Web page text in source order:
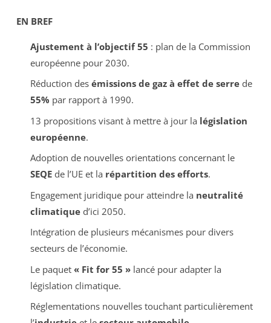
EN BREF
Ajustement à l’objectif 55 : plan de la Commission
européenne pour 2030.
Réduction des émissions de gaz à effet de serrede
55% par rapport à 1990.
13 propositions visant à mettre à jour la législation
européenne.
Adoption de nouvelles orientations concernant le
SEQEde l’UE et la répartition des efforts.
Engagement juridique pour atteindre la neutralité
climatiqued’ici 2050.
Intégration de plusieurs mécanismes pour divers
secteurs de l’économie.
Le paquet « Fit for 55 »lancé pour adapter la
législation climatique.
Réglementations nouvelles touchant particulièrement